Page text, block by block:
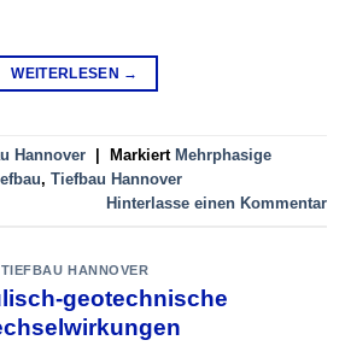
WEITERLESEN →
Hannover Markiert Mehrphasige
, Tiefbau Hannover
Hinterlasse einen Kommentar
TIEFBAU HANNOVER
geotechnische